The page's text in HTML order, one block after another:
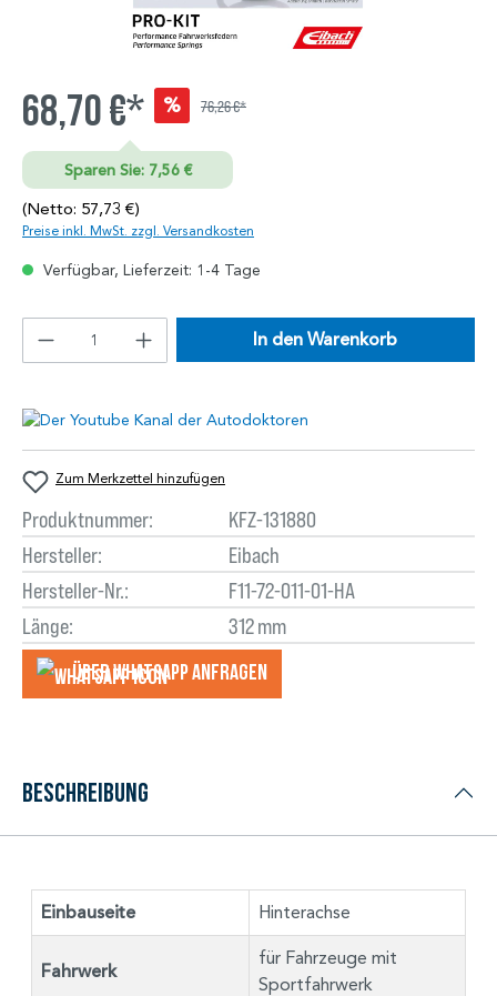
68,70 €* % 76,26 €*
Sparen Sie: 7,56 €
(Netto: 57,73 €)
Preise inkl. MwSt. zzgl. Versandkosten
Verfügbar, Lieferzeit: 1-4 Tage
In den Warenkorb
Zum Merkzettel hinzufügen
Produktnummer:
KFZ-131880
Hersteller:
Eibach
Hersteller-Nr.:
F11-72-011-01-HA
Länge:
312 mm
Über WhatsApp anfragеn
Beschreibung
Einbauseite Hinterachse
Fahrwerk
für Fahrzeuge mit
Sportfahrwerk